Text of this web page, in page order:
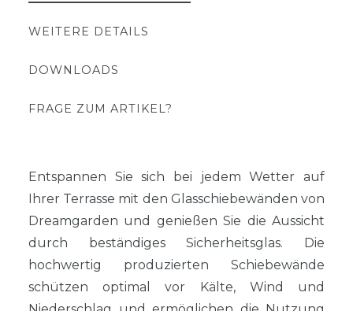
WEITERE DETAILS
DOWNLOADS
FRAGE ZUM ARTIKEL?
Entspannen Sie sich bei jedem Wetter auf
Ihrer Terrasse mit den Glasschiebewänden von
Dreamgarden und genießen Sie die Aussicht
durch beständiges Sicherheitsglas. Die
hochwertig produzierten Schiebewände
schützen optimal vor Kälte, Wind und